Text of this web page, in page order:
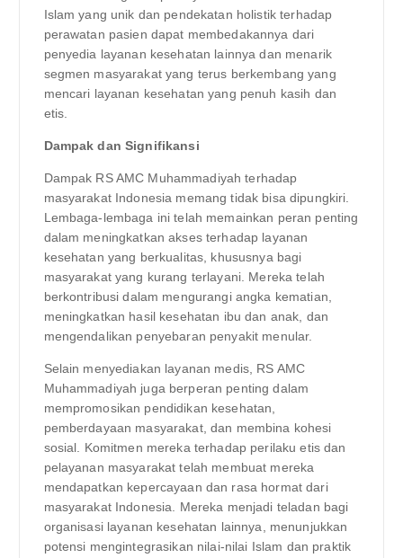
Islam yang unik dan pendekatan holistik terhadap
perawatan pasien dapat membedakannya dari
penyedia layanan kesehatan lainnya dan menarik
segmen masyarakat yang terus berkembang yang
mencari layanan kesehatan yang penuh kasih dan
etis.
Dampak dan Signifikansi
Dampak RS AMC Muhammadiyah terhadap
masyarakat Indonesia memang tidak bisa dipungkiri.
Lembaga-lembaga ini telah memainkan peran penting
dalam meningkatkan akses terhadap layanan
kesehatan yang berkualitas, khususnya bagi
masyarakat yang kurang terlayani. Mereka telah
berkontribusi dalam mengurangi angka kematian,
meningkatkan hasil kesehatan ibu dan anak, dan
mengendalikan penyebaran penyakit menular.
Selain menyediakan layanan medis, RS AMC
Muhammadiyah juga berperan penting dalam
mempromosikan pendidikan kesehatan,
pemberdayaan masyarakat, dan membina kohesi
sosial. Komitmen mereka terhadap perilaku etis dan
pelayanan masyarakat telah membuat mereka
mendapatkan kepercayaan dan rasa hormat dari
masyarakat Indonesia. Mereka menjadi teladan bagi
organisasi layanan kesehatan lainnya, menunjukkan
potensi mengintegrasikan nilai-nilai Islam dan praktik